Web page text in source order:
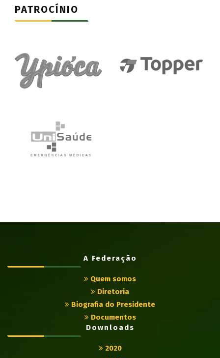
PATROCÍNIO
A Federação
Quem somos
Diretoria
Biografia do Presidente
Documentos
Downloads
2020